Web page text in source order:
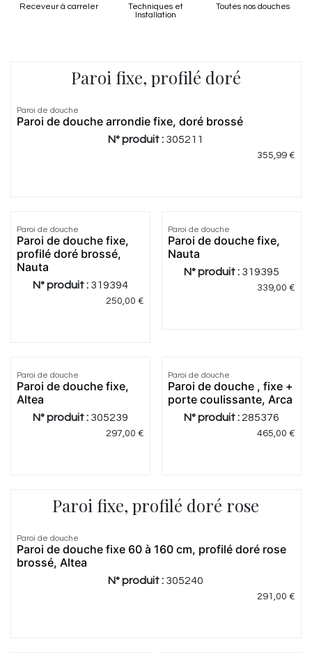
Receveur à carreler
Techniques et
Installation
Toutes nos douches
Paroi fixe, profilé doré
Paroi de douche
Paroi de douche arrondie fixe, doré brossé
N° produit : 305211
355,99€
Paroi de douche
Paroi de douche fixe,
profilé doré brossé,
Nauta
N° produit : 319394
250,00 €
Paroi de douche
Paroi de douche fixe,
Nauta
N° produit : 319395
339,00 €
Paroi de douche
Paroi de douche fixe,
Altea
N° produit : 305239
297,00 €
Paroi de douche
Paroi de douche , fixe +
porte coulissante, Arca
N° produit : 285376
465,00 €
Paroi fixe, profilé doré rose
Paroi de douche
Paroi de douche fixe 60 à 160 cm, profilé doré rose
brossé, Altea
N° produit : 305240
291,00 €